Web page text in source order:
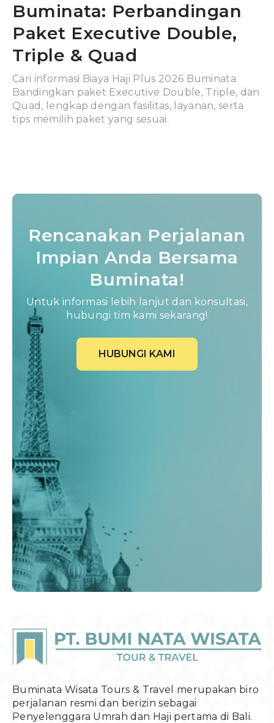
Buminata: Perbandingan
Paket Executive Double,
Triple & Quad
Cari informasi Biaya Haji Plus 2026 Buminata.
Bandingkan paket Executive Double, Triple, dan
Quad, lengkap dengan fasilitas, layanan, serta
tips memilih paket yang sesuai.
Rencanakan Perjalanan
Impian Anda Bersama
Buminata!
Untuk informasi lebih lanjut dan konsultasi,
hubungi tim kami sekarang!
HUBUNGI KAMI
Buminata Wisata Tours & Travel merupakan biro
perjalanan resmi dan berizin sebagai
Penyelenggara Umrah dan Haji pertama di Bali.